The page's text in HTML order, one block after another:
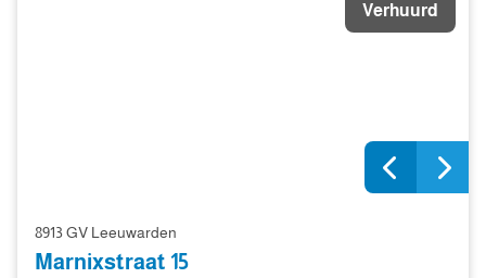
Verhuurd
8913 GV Leeuwarden
Marnixstraat 15